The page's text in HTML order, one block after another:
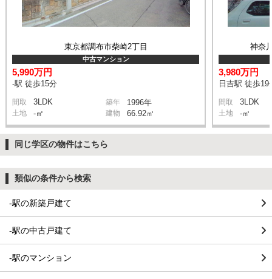
東京都調布市柴崎2丁目
中古マンション
5,990万円
-駅 徒歩15分
間取 3LDK 築年 1996年
土地 -㎡ 建物 66.92㎡
神奈
3,980万円
日吉駅 徒歩19
間取 3LDK
土地 -㎡
同じ学区の物件はこちら
類似の条件から検索
-駅の新築戸建て
-駅の中古戸建て
-駅のマンション